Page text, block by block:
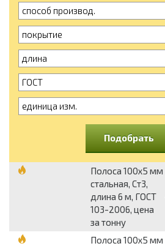
способ производ.
покрытие
длина
ГОСТ
единица изм.
Подобрать
Полоса 100x5 мм
стальная, Ст3,
длина 6 м, ГОСТ
103-2006, цена
за тонну
Полоса 100x5 мм